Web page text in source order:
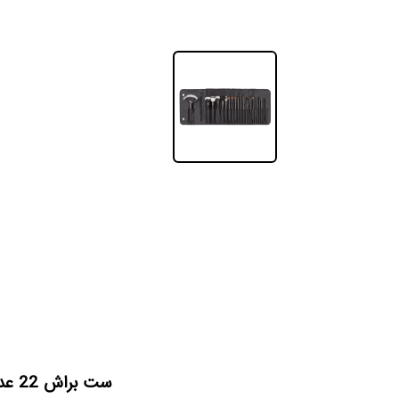
ست براش 22 عددی کاستل؛ یک انتخاب کامل برای آرایش حرفه‌ای